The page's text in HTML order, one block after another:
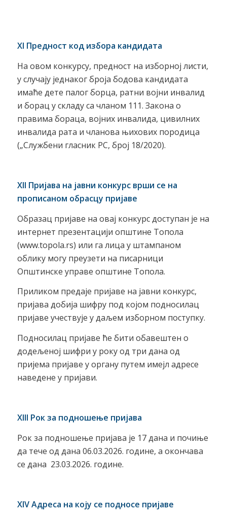
XI Предност код избора кандидата
На овом конкурсу, предност на изборној листи,
у случају једнаког броја бодова кандидата
имаће дете палог борца, ратни војни инвалид
и борац у складу са чланом 111. Закона о
правима бораца, војних инвалида, цивилних
инвалида рата и чланова њихових породица
(„Службени гласник РС, број 18/2020).
XII Пријава на јавни конкурс врши се на
прописаном обрасцу пријаве
Образац пријаве на овај конкурс доступан је на
интернет презентацији општине Топола
(www.topola.rs) или га лица у штампаном
облику могу преузети на писарници
Општинске управе општине Топола.
Приликом предаје пријаве на јавни конкурс,
пријава добија шифру под којом подносилац
пријаве учествује у даљем изборном поступку.
Подносилац пријаве ће бити обавештен о
додељеној шифри у року од три дана од
пријема пријаве у органу путем имејл адресе
наведене у пријави.
XIII Рок за подношење пријава
Рок за подношење пријава је 17 дана и почиње
да тече од дана 06.03.2026. године, а окончава
се дана 23.03.2026. године.
XIV Адреса на коју се подносе пријаве